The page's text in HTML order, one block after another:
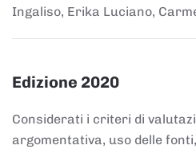
Ingaliso, Erika Luciano,
Edizione 2020
Considerati i criteri di
argomentativa, uso delle